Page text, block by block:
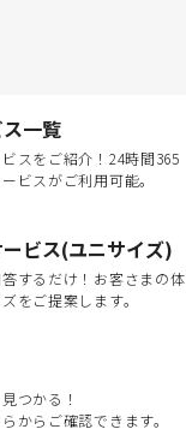
一覧
スをご紹介！24時間365
ビスがご利用可能。
ビス(ユニサイズ)
するだけ！お客さまの体
をご提案します。
つかる！
からご確認できます。